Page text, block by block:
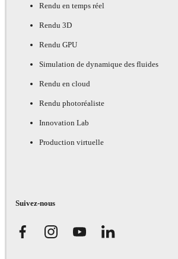
Rendu en temps réel
Rendu 3D
Rendu GPU
Simulation de dynamique des fluides
Rendu en cloud
Rendu photoréaliste
Innovation Lab
Production virtuelle
Suivez-nous